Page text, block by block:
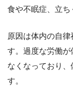
食や不眠症、立ち
原因は体内の自
す。過度な労働が
なくなっており
す。